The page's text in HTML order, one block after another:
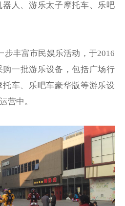
人、游乐太子摩托车、乐吧
步丰富市民娱乐活动，于2016
一批游乐设备，包括广场行
车、乐吧车豪华版等游乐设
营中。